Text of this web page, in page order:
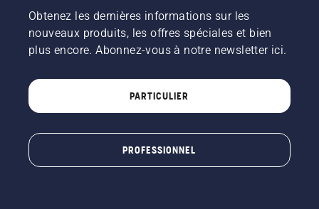
Obtenez les dernières informations sur les
nouveaux produits, les offres spéciales et bien
plus encore. Abonnez-vous à notre newsletter ici.
PARTICULIER
PROFESSIONNEL